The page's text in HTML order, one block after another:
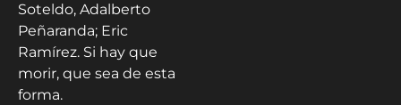
Soteldo, Adalberto
Peñaranda; Eric
Ramírez. Si hay que
morir, que sea de esta
forma.